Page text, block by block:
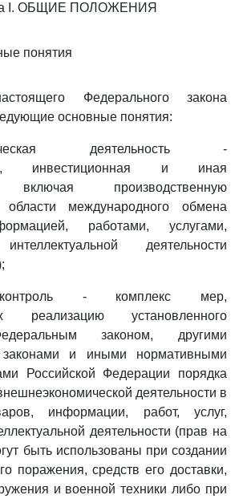
I. ОБЩИЕ ПОЛОЖЕНИЯ
понятия
Федерального закона
основные понятия:
деятельность -
инвестиционная и иная
включая производственную
международного обмена
работами, услугами,
деятельности
контроль - комплекс мер,
реализацию установленного
законом, другими
и иными нормативными
Российской Федерации порядка
деятельности в
информации, работ, услуг,
деятельности (прав на
быть использованы при создании
поражения, средств его доставки,
и военной техники либо при